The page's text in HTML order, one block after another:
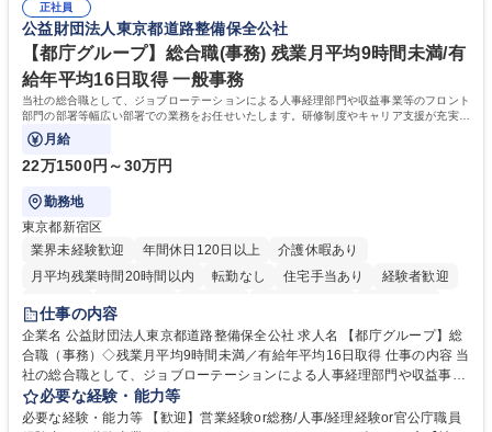
表するインフラ企業 #ポテンシャル採用
72.html ■エネルギーセキュリティの不安定化や気候変動による自然災害の
甚大化など、これまで以上に社会課題解決の重要性が高まっています。
「未来の日常」の創造に向けて持続可能な社会の実現に貢献してまいりま
す。 学歴・資格 学歴：大学院 大学 語学力： 資格：
正社員
公益財団法人東京都道路整備保全公社
【都庁グループ】総合職(事務) 残業月平均9時間未満/有
給年平均16日取得 一般事務
当社の総合職として、ジョブローテーションによる人事経理部門や収益事業等のフロント
部門の部署等幅広い部署での業務をお任せいたします。研修制度やキャリア支援が充実し
ております！ ※下記業務詳細
月給
22万1500円～30万円
勤務地
東京都新宿区
業界未経験歓迎
年間休日120日以上
介護休暇あり
月平均残業時間20時間以内
転勤なし 住宅手当あり
経験者歓迎
研修あり
退職金あり
駅近5分以内
資格取得手当あり 食事補助あり
仕事の内容
企業名 公益財団法人東京都道路整備保全公社 求人名 【都庁グループ】総
合職（事務）◇残業月平均9時間未満／有給年平均16日取得 仕事の内容 当
社の総合職として、ジョブローテーションによる人事経理部門や収益事業
等のフロント部門の部署等幅広い部署での業務をお任せいたします。研修
制度やキャリア支援が充実しております！ ※下記業務詳細 【業務詳細】■
必要な経験・能力等
必要な経験・能力等 【歓迎】営業経験or総務/人事/経理経験or官公庁職員